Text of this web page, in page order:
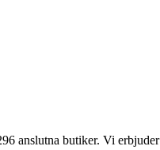
anslutna butiker. Vi